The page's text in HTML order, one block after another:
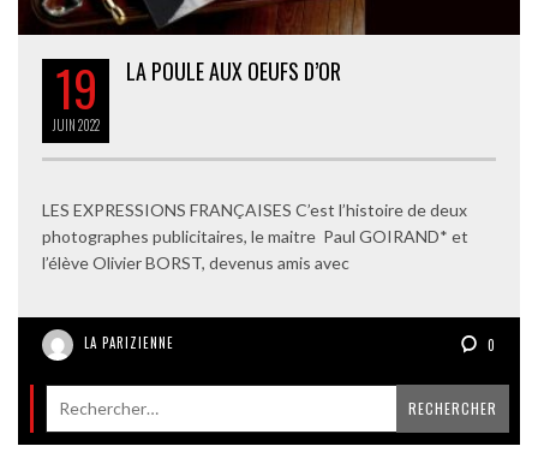
19
JUIN2022
LA POULE AUX OEUFS D’OR
LES EXPRESSIONS FRANÇAISES C’est l’histoire de deux
photographes publicitaires, le maitre Paul GOIRAND* et
l’élève Olivier BORST, devenus amis avec
LA PARIZIENNE 0